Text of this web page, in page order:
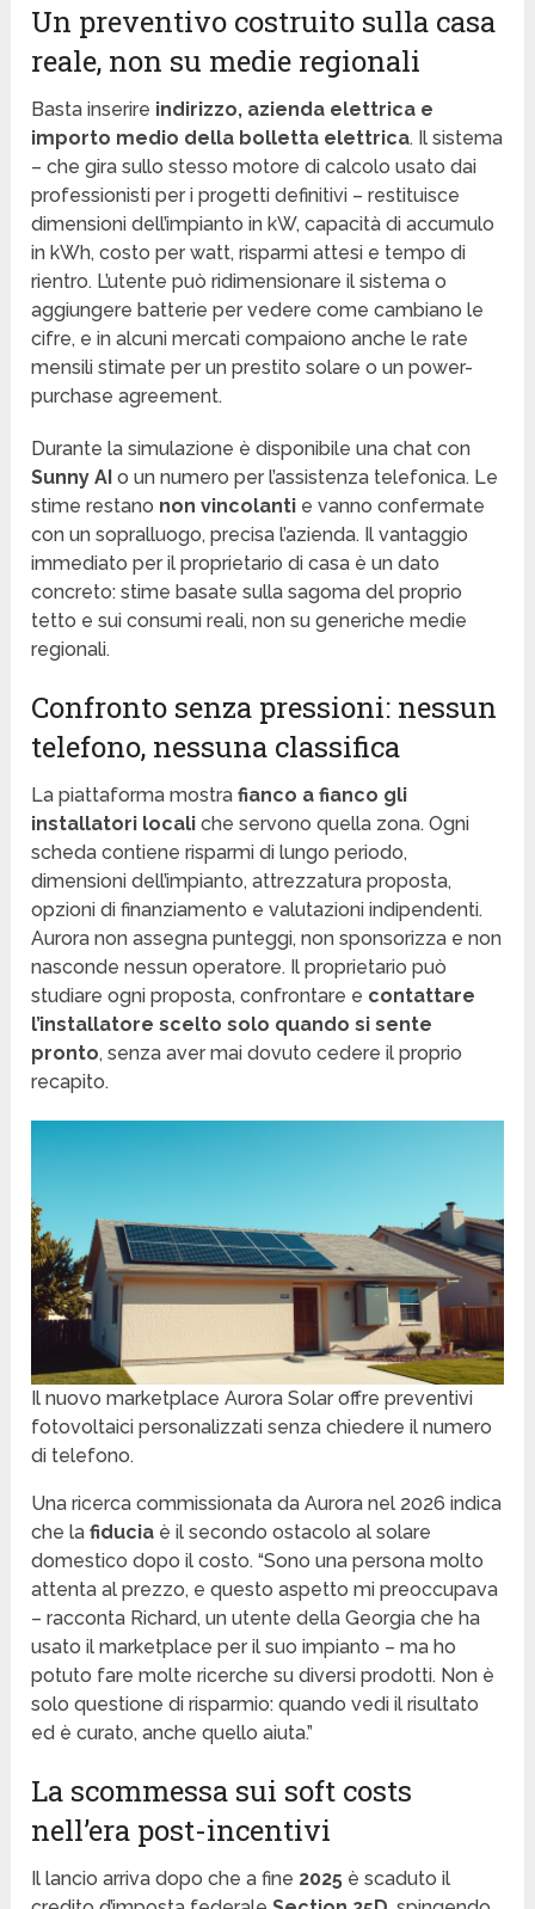
Un preventivo costruito sulla casa
reale, non su medie regionali
Basta inserire indirizzo, azienda elettrica e
importo medio della bolletta elettrica. Il sistema
– che gira sullo stesso motore di calcolo usato dai
professionisti per i progetti definitivi – restituisce
dimensioni dell’impianto in kW, capacità di accumulo
in kWh, costo per watt, risparmi attesi e tempo di
rientro. L’utente può ridimensionare il sistema o
aggiungere batterie per vedere come cambiano le
cifre, e in alcuni mercati compaiono anche le rate
mensili stimate per un prestito solare o un power-
purchase agreement.
Durante la simulazione è disponibile una chat con
Sunny AI o un numero per l’assistenza telefonica. Le
stime restano non vincolanti e vanno confermate
con un sopralluogo, precisa l’azienda. Il vantaggio
immediato per il proprietario di casa è un dato
concreto: stime basate sulla sagoma del proprio
tetto e sui consumi reali, non su generiche medie
regionali.
Confronto senza pressioni: nessun
telefono, nessuna classifica
La piattaforma mostrafianco a fianco gli
installatori locali che servono quella zona. Ogni
scheda contiene risparmi di lungo periodo,
dimensioni dell’impianto, attrezzatura proposta,
opzioni di finanziamento e valutazioni indipendenti.
Aurora non assegna punteggi, non sponsorizza e non
nasconde nessun operatore. Il proprietario può
studiare ogni proposta, confrontare e contattare
l’installatore scelto solo quando si sente
pronto, senza aver mai dovuto cedere il proprio
recapito.
Il nuovo marketplace Aurora Solar offre preventivi
fotovoltaici personalizzati senza chiedere il numero
di telefono.
Una ricerca commissionata da Aurora nel 2026 indica
che lafiducia è il secondo ostacolo al solare
domestico dopo il costo. “Sono una persona molto
attenta al prezzo, e questo aspetto mi preoccupava
– racconta Richard, un utente della Georgia che ha
usato il marketplace per il suo impianto – ma ho
potuto fare molte ricerche su diversi prodotti. Non è
solo questione di risparmio: quando vedi il risultato
ed è curato, anche quello aiuta.”
La scommessa sui soft costs
nell’era post-incentivi
Il lancio arriva dopo che a fine 2025 è scaduto il